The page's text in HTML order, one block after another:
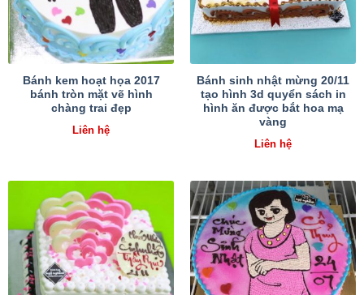
Bánh kem hoạt họa 2017
bánh tròn mặt vẽ hình
chàng trai đẹp
Liên hệ
Bánh sinh nhật mừng 20/11
tạo hình 3d quyển sách in
hình ăn được bắt hoa mạ
vàng
Liên hệ